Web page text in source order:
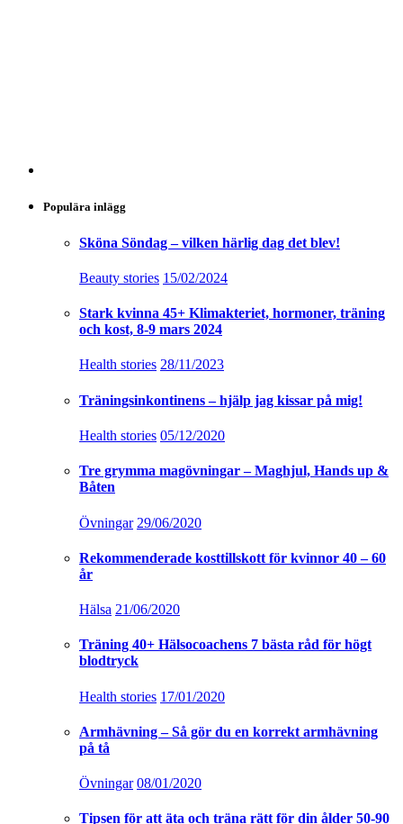
Populära inlägg
Sköna Söndag – vilken härlig dag det blev!
Beauty stories 15/02/2024
Stark kvinna 45+ Klimakteriet, hormoner, träning
och kost, 8-9 mars 2024
Health stories 28/11/2023
Träningsinkontinens – hjälp jag kissar på mig!
Health stories 05/12/2020
Tre grymma magövningar – Maghjul, Hands up &
Båten
Övningar 29/06/2020
Rekommenderade kosttillskott för kvinnor 40 – 60
år
Hälsa 21/06/2020
Träning 40+ Hälsocoachens 7 bästa råd för högt
blodtryck
Health stories 17/01/2020
Armhävning – Så gör du en korrekt armhävning
på tå
Övningar 08/01/2020
Tipsen för att äta och träna rätt för din ålder 50-90